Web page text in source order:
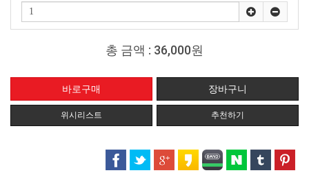
총 금액 : 36,000원
위시리스트 추천하기